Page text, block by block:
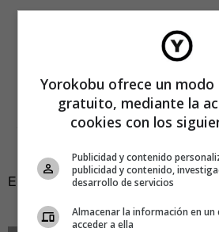
4.¿Conoces
Architectural Digestson las
En nuestra opinión, son la excusa
Yorokobu ofrece un modo
gratuito, mediante la
cookies con los
Publicidad y contenido
publicidad y contenido,
desarrollo de servicios
Almacenar la información en
acceder a ella